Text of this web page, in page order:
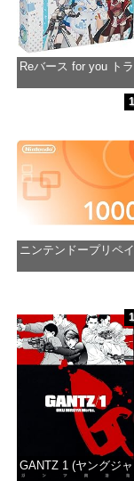
Reバース for you ト
価格：
ニンテンドープリペ
GANTZ 1 (ヤングジ